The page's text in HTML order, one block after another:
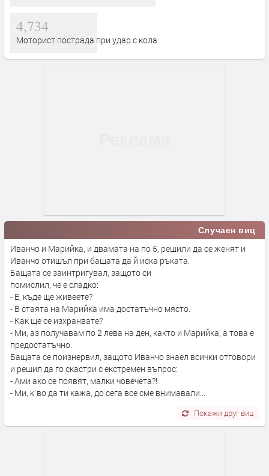
4,734
Моторист пострада при удар с кола
Случаен виц
Иванчо и Марийка, и двамата на по 5, решили да се женят и
Иванчо отишъл при бащата да й иска ръката.
Бащата се заинтригувал, защото си
помислил, че е сладко:
- Е, къде ще живеете?
- В стаята на Марийка има достатъчно място.
- Как ще се изхранвате?
- Ми, аз получавам по 2 лева на ден, както и Марийка, а това е
предостатъчно.
Бащата се поизнервил, защото Иванчо знаел всички отговори
и решил да го скастри с екстремен въпрос:
- Ами ако се появят, малки човечета?!
- Ми, к`во да ти кажа, до сега все сме внимавали...
Покажи друг виц